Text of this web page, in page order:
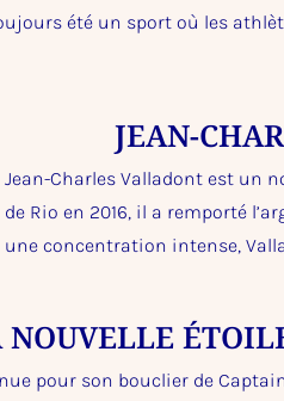
été un sport où les
JEAN-
Jean-Charles Valladont est un
de Rio en 2016, il a remporté
une concentration intense,
pour son bouclier de